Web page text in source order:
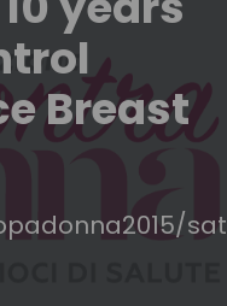
Breast